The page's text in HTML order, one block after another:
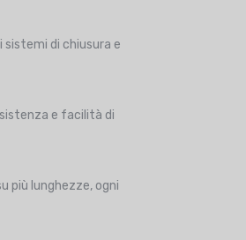
sistemi di chiusura e
e facilità di
più lunghezze, ogni